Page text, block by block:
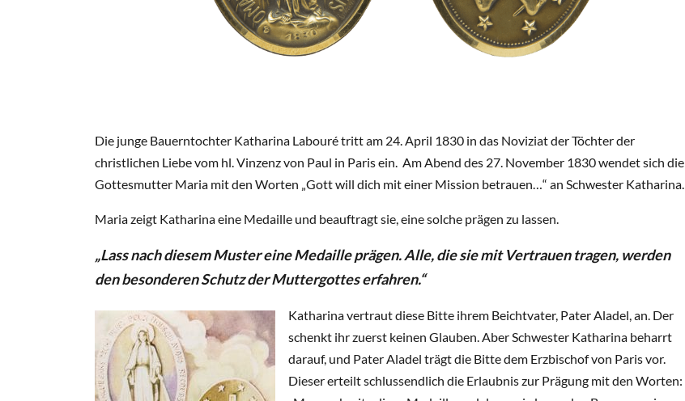
Die junge Bauerntochter Katharina Labouré tritt am 24. April 1830 in das Noviziat der Töchter der
christlichen Liebe vom hl. Vinzenz von Paul in Paris ein. Am Abend des 27. November 1830 wendet sich die
Gottesmutter Maria mit den Worten „Gott will dich mit einer Mission betrauen…“ an Schwester Katharina.
Maria zeigt Katharina eine Medaille und beauftragt sie, eine solche prägen zu lassen.
„Lass nach diesem Muster eine Medaille prägen. Alle, die sie mit Vertrauen tragen, werden
den besonderen Schutz der Muttergottes erfahren.“
Katharina vertraut diese Bitte ihrem Beichtvater, Pater Aladel, an. Der
schenkt ihr zuerst keinen Glauben. Aber Schwester Katharina beharrt
darauf, und Pater Aladel trägt die Bitte dem Erzbischof von Paris vor.
Dieser erteilt schlussendlich die Erlaubnis zur Prägung mit den Worten: